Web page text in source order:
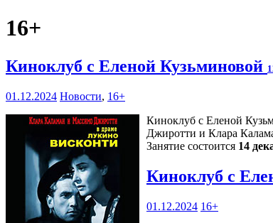
16+
Киноклуб с Еленой Кузьминовой
01.12.2024 Новости, 16+
Киноклуб с Еленой
Джиротти и Клара
Занятие состоится 14
Киноклуб с
01.12.2024 16+